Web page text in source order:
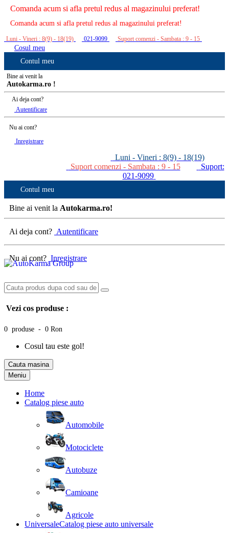
Comanda acum si afla pretul redus al magazinului preferat!
Comanda acum si afla pretul redus al magazinului preferat!
Luni - Vineri : 8(9) - 18(19) 021-9099 Suport comenzi - Sambata : 9 - 15
Cosul meu
Contul meu
Bine ai venit la
Autokarma.ro !
Ai deja cont?
Autentificare
Nu ai cont?
Inregistrare
Luni - Vineri : 8(9) - 18(19)
Suport comenzi - Sambata : 9 - 15
Suport:
021-9099
Contul meu
Bine ai venit la Autokarma.ro!
Ai deja cont? Autentificare
Nu ai cont? Inregistrare
Vezi cos produse :
0 produse - 0 Ron
Cosul tau este gol!
Cauta masina
Meniu
Home
Catalog piese auto
Automobile
Motociclete
Autobuze
Camioane
Agricole
UniversaleCatalog piese auto universale